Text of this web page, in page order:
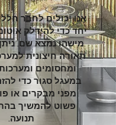
אנו יכולים לחבר
יחד כדי להידלק
מישהו נמצא שם.
תאורה חיצונית
ומחסומים
במעגל סגור כדי
מפני מבקרים או
פשוט להמשיך
תנועה.